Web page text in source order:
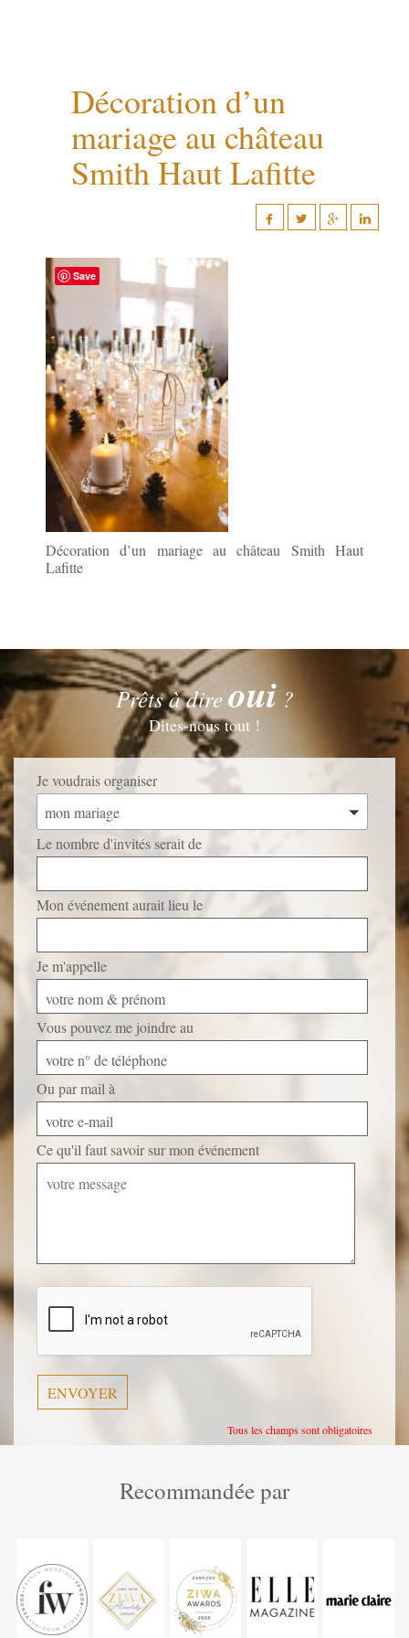
Décoration d’un
mariage au château
Smith Haut Lafitte
Décoration d’un mariage au château Smith Haut
Lafitte
Prêts à direoui ?
Dites-nous tout !
Je voudrais organiser
mon mariage
Le nombre d'invités serait de
Mon événement aurait lieu le
Je m'appelle
votre nom & prénom
Vous pouvez me joindre au
votre n° de téléphone
Ou par mail à
votre e-mail
Ce qu'il faut savoir sur mon événement
champ
vide.
Tous les champs sont obligatoires
Recommandée par
Save